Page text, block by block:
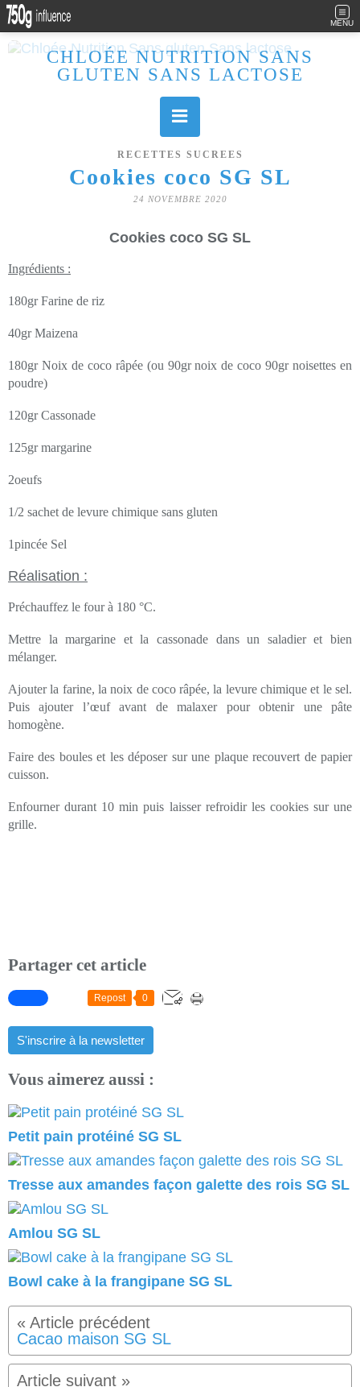
MENU
CHLOÉE NUTRITION SANS
GLUTEN SANS LACTOSE
RECETTES SUCREES
Cookies coco SG SL
24 NOVEMBRE 2020
Cookies coco SG SL
Ingrédients :
180gr Farine de riz
40gr Maizena
180gr Noix de coco râpée (ou 90gr noix de coco 90gr noisettes en
poudre)
120gr Cassonade
125gr margarine
2oeufs
1/2 sachet de levure chimique sans gluten
1pincée Sel
Réalisation :
Préchauffez le four à 180 °C.
Mettre la margarine et la cassonade dans un saladier et bien
mélanger.
Ajouter la farine, la noix de coco râpée, la levure chimique et le sel.
Puis ajouter l’œuf avant de malaxer pour obtenir une pâte
homogène.
Faire des boules et les déposer sur une plaque recouvert de papier
cuisson.
Enfourner durant 10 min puis laisser refroidir les cookies sur une
grille.
Partager cet article
Repost 0
S'inscrire à la newsletter
Vous aimerez aussi :
Petit pain protéiné SG SL
Tresse aux amandes façon galette des rois SG SL
Amlou SG SL
Bowl cake à la frangipane SG SL
Cacao maison SG SL